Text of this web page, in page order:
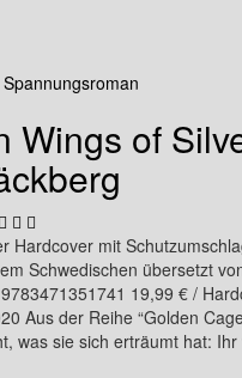
Spannungsroman
Wings of
Hardcover mit
Schwedischen übersetzt
19,99 € /
Aus der Reihe “Golden
was sie sich erträumt hat: